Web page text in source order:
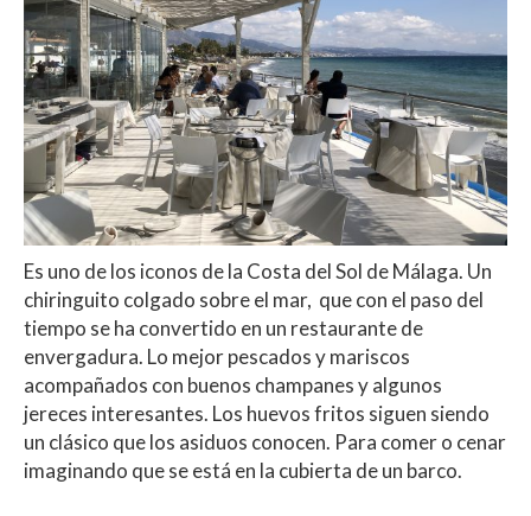
Es uno de los iconos de la Costa del Sol de Málaga. Un
chiringuito colgado sobre el mar, que con el paso del
tiempo se ha convertido en un restaurante de
envergadura. Lo mejor pescados y mariscos
acompañados con buenos champanes y algunos
jereces interesantes. Los huevos fritos siguen siendo
un clásico que los asiduos conocen. Para comer o cenar
imaginando que se está en la cubierta de un barco.